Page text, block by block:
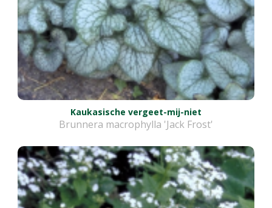
Kaukasische vergeet-mij-niet
Brunnera macrophylla 'Jack Frost'